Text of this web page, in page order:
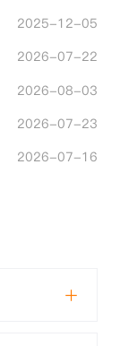
2025-12-05
2026-07-22
2026-08-03
2026-07-23
2026-07-16